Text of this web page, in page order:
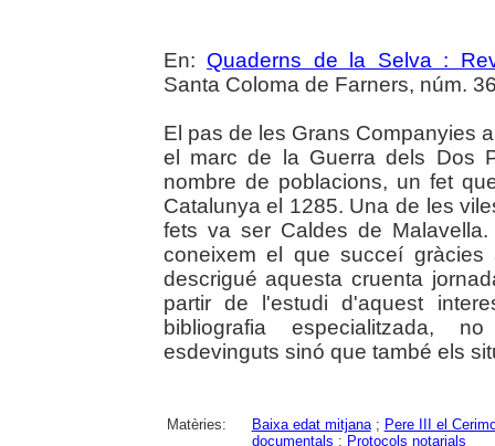
En: Quaderns de la Selva :
Santa Coloma de Farners, núm.
El pas de les Grans Companyies
el marc de la Guerra dels Dos
nombre de poblacions, un fet
Catalunya el 1285. Una de les
fets va ser Caldes de
coneixem el que succeí
descrigué aquesta cruenta
partir de l'estudi d'aquest
bibliografia especialitzada,
esdevinguts sinó que també els
Matèries: Baixa edat mitjana; Pere III el
documentals ; Protocols notarials